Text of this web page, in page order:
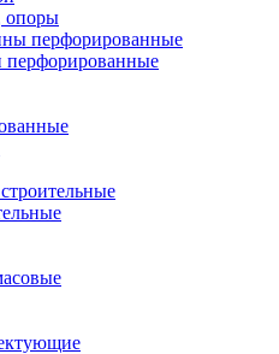
опоры
перфорированные
перфорированные